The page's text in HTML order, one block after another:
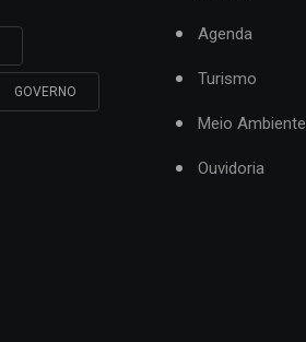
GOVERNO
Agenda
Turismo
Meio Ambiente
Ouvidoria